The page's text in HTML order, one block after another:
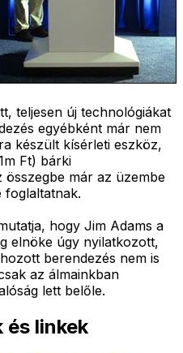
teljesen új technológiákat
egyébként már nem
készült kísérleti eszköz,
Ft) bárki
összegbe már az üzembe
foglaltatnak.
hogy Jim Adams a
elnöke úgy nyilatkozott,
berendezés nem is
az álmainkban
lett belőle.
és linkek